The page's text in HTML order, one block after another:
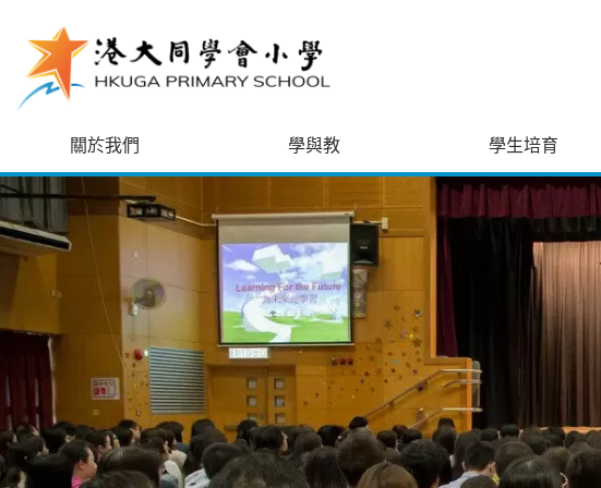
關於我們 學與教 學生培育